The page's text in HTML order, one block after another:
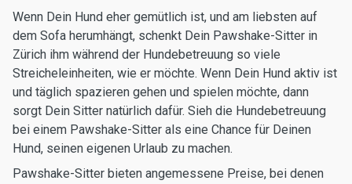
Wenn Dein Hund eher gemütlich ist, und am liebsten auf
dem Sofa herumhängt, schenkt Dein Pawshake-Sitter in
Zürich ihm während der Hundebetreuung so viele
Streicheleinheiten, wie er möchte. Wenn Dein Hund aktiv ist
und täglich spazieren gehen und spielen möchte, dann
sorgt Dein Sitter natürlich dafür. Sieh die Hundebetreuung
bei einem Pawshake-Sitter als eine Chance für Deinen
Hund, seinen eigenen Urlaub zu machen.
Pawshake-Sitter bieten angemessene Preise, bei denen